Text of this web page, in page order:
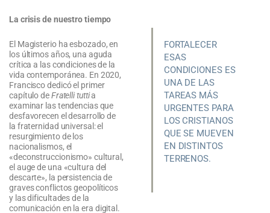
FORTALECER
ESAS
CONDICIONES ES
UNA DE LAS
TAREAS MÁS
URGENTES PARA
LOS CRISTIANOS
QUE SE MUEVEN
EN DISTINTOS
TERRENOS.
La crisis de nuestro tiempo
El Magisterio ha esbozado, en
los últimos años, una aguda
crítica a las condiciones de la
vida contemporánea. En 2020,
Francisco dedicó el primer
capítulo deFratelli tuttia
examinar las tendencias que
desfavorecen el desarrollo de
la fraternidad universal: el
resurgimiento de los
nacionalismos, el
«deconstruccionismo» cultural,
el auge de una «cultura del
descarte», la persistencia de
graves conflictos geopolíticos
y las dificultades de la
comunicación en la era digital.